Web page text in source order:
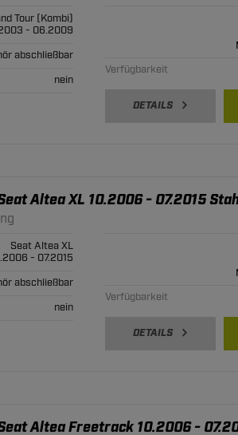
Tour (Kombi)
- 06.2009
abschließbar
nein
Verfügbarkeit
DETAILS
Altea XL 10.2006 - 07.2015
Seat Altea XL
- 07.2015
abschließbar
nein
Verfügbarkeit
DETAILS
Altea Freetrack 10.2006 -